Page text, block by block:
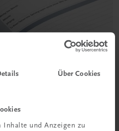
Über Cookies
Inhalte und Anzeigen zu